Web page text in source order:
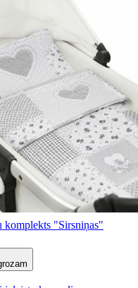
komplekts "Sirsniņas"